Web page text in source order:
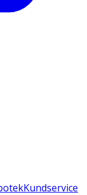
Kundservice